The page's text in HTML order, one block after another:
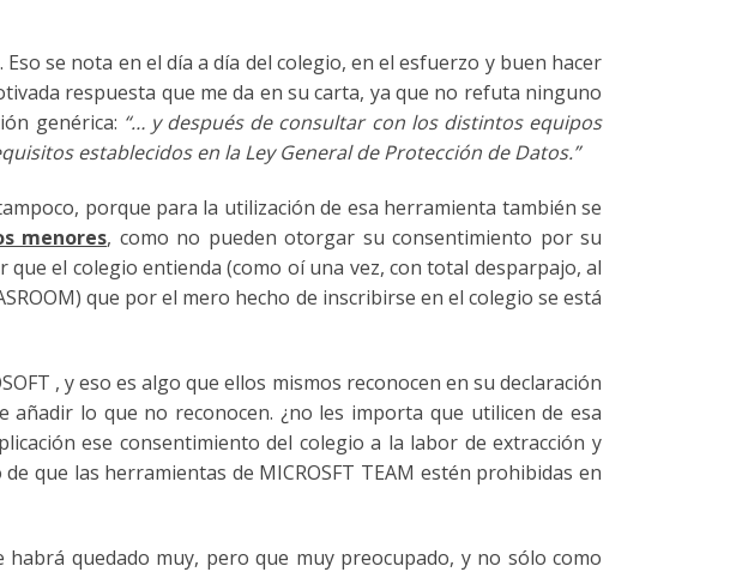
se nota en el día a día del colegio, en el esfuerzo y buen hacer
respuesta que me da en su carta, ya que no refuta ninguno
genérica: “…y después de consultar con los distintos equipos
establecidos en la Ley General de Protección de Datos.”
porque para la utilización de esa herramienta también se
menores, como no pueden otorgar su consentimiento por su
el colegio entienda (como oí una vez, con total desparpajo, al
que por el mero hecho de inscribirse en el colegio se está
, y eso es algo que ellos mismos reconocen en su declaración
añadir lo que no reconocen. ¿no les importa que utilicen de esa
ese consentimiento del colegio a la labor de extracción y
que las herramientas de MICROSFT TEAM estén prohibidas en
habrá quedado muy, pero que muy preocupado, y no sólo como